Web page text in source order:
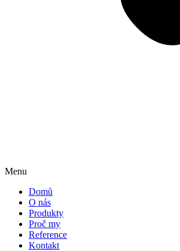
Menu
Domů
O nás
Produkty
Proč my
Reference
Kontakt